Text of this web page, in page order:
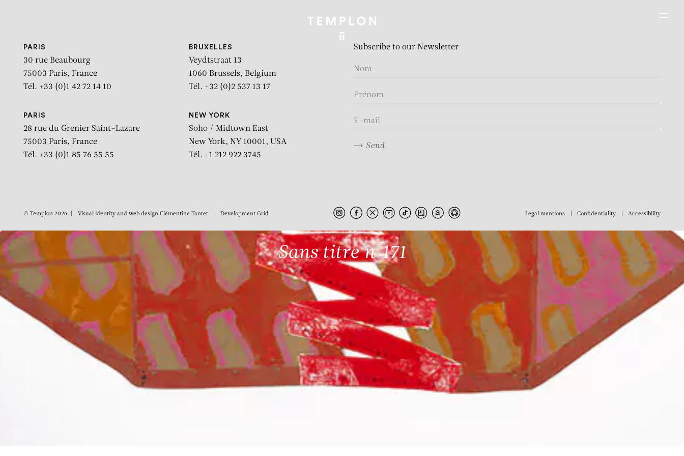
Sans titre n°171
PARIS
30 rue Beaubourg
75003 Paris, France
Tél. +33 (0)1 42 72 14 10
BRUXELLES
Veydtstraat 13
1060 Brussels, Belgium
Tél. +32 (0)2 537 13 17
PARIS
28 rue du Grenier Saint-Lazare
75003 Paris, France
Tél. +33 (0)1 85 76 55 55
NEW YORK
Soho / Midtown East
New York, NY 10001, USA
Tél. +1 212 922 3745
Subscribe to our Newsletter
Send
© Templon 2026 Visual identity and web design Clémentine Tantet Development Grid Legal mentions Confidentiality Accessibility